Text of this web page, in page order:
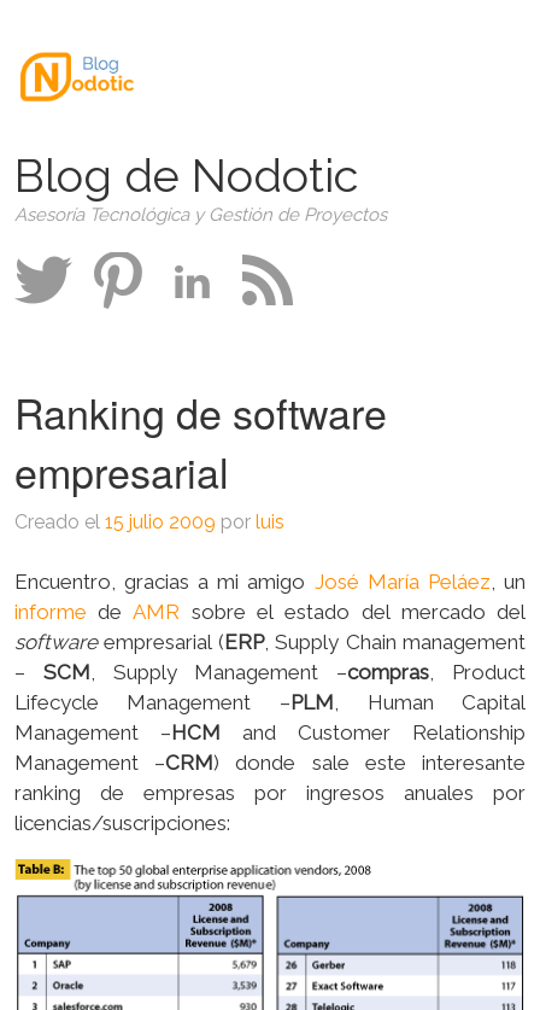
Blog de Nodotic
Asesoría Tecnológica y Gestión de Proyectos
Ranking de software
empresarial
Creado el 15 julio 2009 por luis
Encuentro, gracias a mi amigo José María Peláez , un
informe deAMR sobre el estado del mercado del
softwareempresarial (ERP, Supply Chain management
– SCM , Supply Management –compras , Product
Lifecycle Management –PLM , Human Capital
Management –HCM and Customer Relationship
Management –CRM) donde sale este interesante
ranking de empresas por ingresos anuales por
licencias/suscripciones: